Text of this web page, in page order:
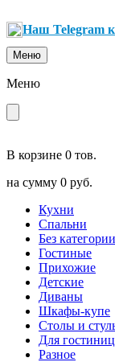
Наш Telegram
Меню
Меню
В корзине 0 тов.
на сумму 0 руб.
Кухни
Спальни
Без категории
Гостиные
Прихожие
Детские
Диваны
Шкафы-купе
Столы и
Для гостиниц
Разное